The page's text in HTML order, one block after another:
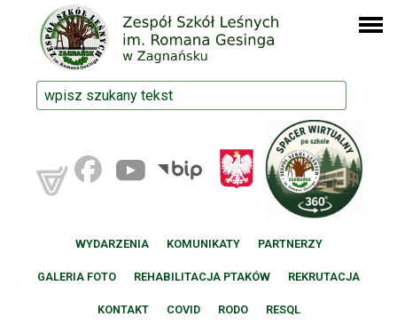
WYDARZENIA KOMUNIKATY PARTNERZY
GALERIA FOTO REHABILITACJA PTAKÓW REKRUTACJA
KONTAKT COVID RODO RESQL